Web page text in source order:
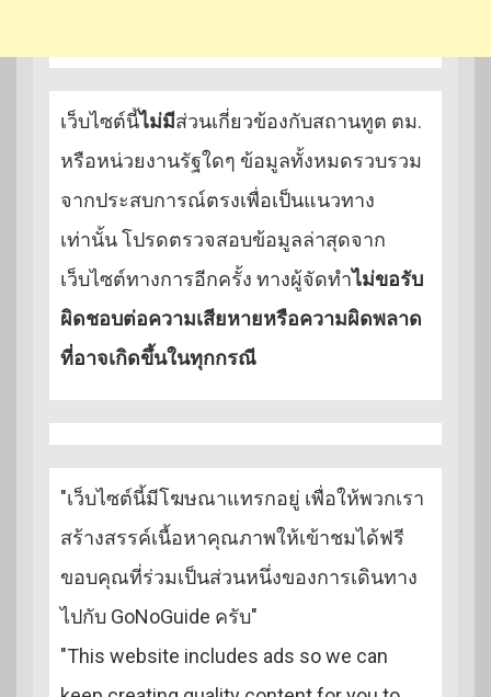
เว็บไซต์นี้ไม่มีส่วนเกี่ยวข้องกับสถานทูต ตม.
หรือหน่วยงานรัฐใดๆ ข้อมูลทั้งหมดรวบรวม
จากประสบการณ์ตรงเพื่อเป็นแนวทาง
เท่านั้น โปรดตรวจสอบข้อมูลล่าสุดจาก
เว็บไซต์ทางการอีกครั้ง ทางผู้จัดทำไม่ขอรับ
ผิดชอบต่อความเสียหายหรือความผิดพลาด
ที่อาจเกิดขึ้นในทุกกรณี
"เว็บไซต์นี้มีโฆษณาแทรกอยู่ เพื่อให้พวกเรา
สร้างสรรค์เนื้อหาคุณภาพให้เข้าชมได้ฟรี
ขอบคุณที่ร่วมเป็นส่วนหนึ่งของการเดินทาง
ไปกับ GoNoGuide ครับ"
"This website includes ads so we can